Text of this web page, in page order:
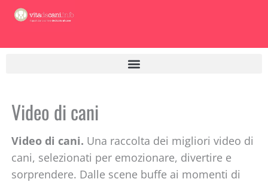
Video di cani
Video di cani. Una raccolta dei migliori video di
cani, selezionati per emozionare, divertire e
sorprendere. Dalle scene buffe ai momenti di